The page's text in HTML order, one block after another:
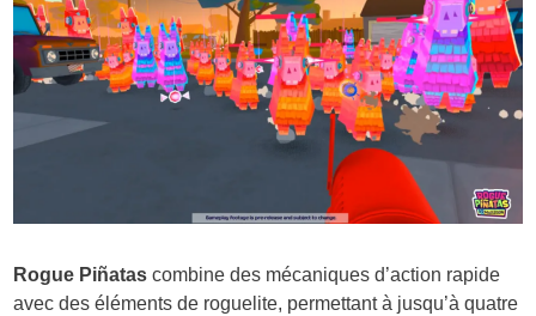
Rogue Piñatas combine des mécaniques d’action rapide
avec des éléments de roguelite, permettant à jusqu’à quatre